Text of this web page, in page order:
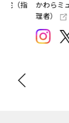
ジアム（指定管